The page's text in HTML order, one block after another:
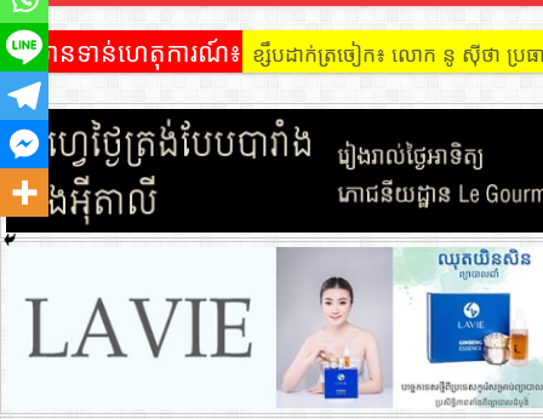
ព័ត៌មានទាន់ហេតុការណ៍៖ ខ្សឹបដាក់ត្រចៀក ៖ អគារ Sky 31